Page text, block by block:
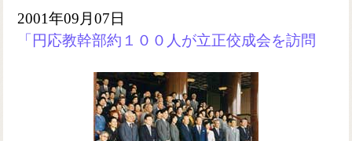
2001年09月07日
「円応教幹部約１００人が立正佼成会を訪問